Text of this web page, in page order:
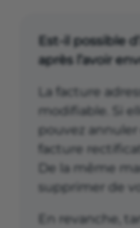
Est-il possible
après l’avoir
La facture
modifiable. Si
pouvez
facture
De la même
supprimer de
En revanche,